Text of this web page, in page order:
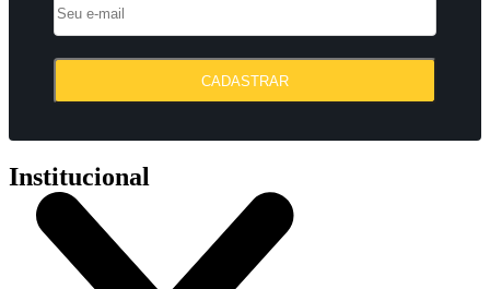
CADASTRAR
Institucional